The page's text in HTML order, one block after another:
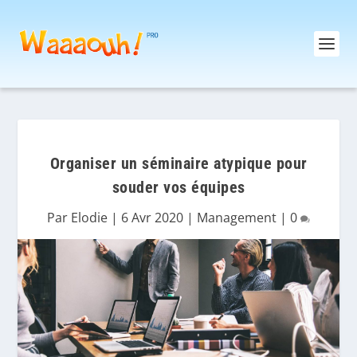
Organiser un séminaire atypique pour
souder vos équipes
Par Elodie | 6 Avr 2020 | Management | 0